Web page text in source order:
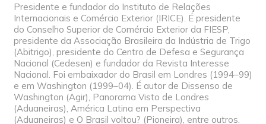
Presidente e fundador do Instituto de Relações
Internacionais e Comércio Exterior (IRICE). É presidente
do Conselho Superior de Comércio Exterior da FIESP,
presidente da Associação Brasileira da Indústria de Trigo
(Abitrigo), presidente do Centro de Defesa e Segurança
Nacional (Cedesen) e fundador da Revista Interesse
Nacional. Foi embaixador do Brasil em Londres (1994–99)
e em Washington (1999–04). É autor de Dissenso de
Washington (Agir), Panorama Visto de Londres
(Aduaneiras), América Latina em Perspectiva
(Aduaneiras) e O Brasil voltou? (Pioneira), entre outros.